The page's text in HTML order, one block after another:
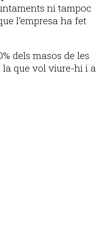
ni tampoc
l’empresa ha fet
dels masos de les
que vol viure-hi i a